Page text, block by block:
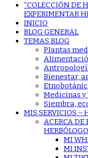
“COLECCIÓN DE
EXPERIMENTAR
INICIO
BLOG GENERAL
TEMAS BLOG
Plantas
Bienestar,
Medicinas
Siembra,
MIS SERVICIOS –
ACERCA DE
MI
MI